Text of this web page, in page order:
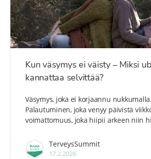
Kun väsymys ei väisty – Miksi
kannattaa selvittää?
Väsymys, joka ei korjaannu nukkumalla.
Palautuminen, joka venyy päivistä
voimattomuus, joka hiipii arkeen niin
TerveysSummit
17.2.2026